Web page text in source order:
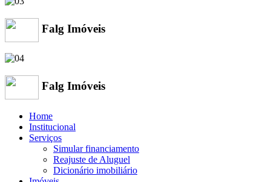
Falg Imóveis
Falg Imóveis
Home
Institucional
Serviços
Simular financiamento
Reajuste de Aluguel
Dicionário imobiliário